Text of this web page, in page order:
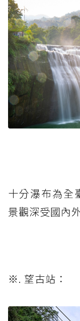
十分瀑布為全
景觀深受國內
※. 望古站：